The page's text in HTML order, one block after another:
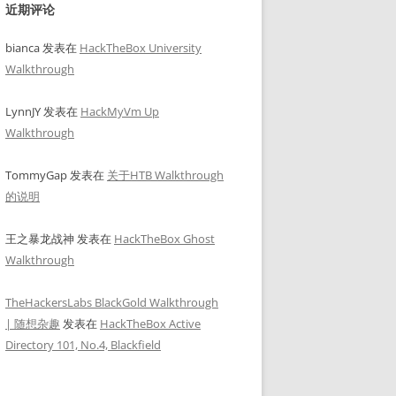
近期评论
bianca发表在 HackTheBox University
Walkthrough
LynnJY发表在 HackMyVm Up
Walkthrough
TommyGap发表在 关于HTB Walkthrough
的说明
王之暴龙战神 发表在 HackTheBox Ghost
Walkthrough
TheHackersLabs BlackGold Walkthrough
| 随想杂趣 发表在 HackTheBox Active
Directory 101, No.4, Blackfield